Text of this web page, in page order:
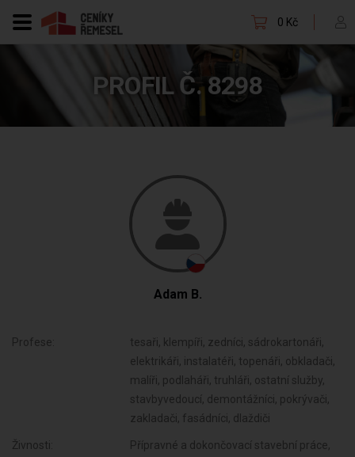
0 Kč
PROFIL Č. 8298
Adam B.
Profese:
tesaři, klempíři, zedníci, sádrokartonáři,
elektrikáři, instalatéři, topenáři, obkladači,
malíři, podlaháři, truhláři, ostatní služby,
stavbyvedoucí, demontážníci, pokrývači,
zakladači, fasádníci, dlaždiči
Živnosti:
Přípravné a dokončovací stavební práce,